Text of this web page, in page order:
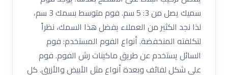
سميك يصل من 3: 5 سم. فوم متوسط بسمك 3 سم،
لذا نجد الكثير من العملاء يفضل هذا السمك، نظراً
لتكلفته المنخفضة. أنواع الفوم المستخدم: فوم
السائل يستخدم عن طريق ماكينات رش الفوم. فوم
على شكل لفائف وبعدة أنواع مثل الأبيض والأزرق. كل